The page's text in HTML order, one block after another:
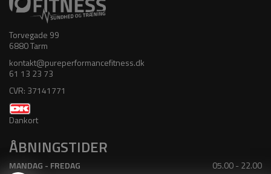
Torvegade 99
6880 Tarm
kontakt@pureperformancefitness.dk
61 13 23 73
CVR: 37141771
Dankort
ÅBNINGSTIDER
MANDAG - FREDAG
05.00 - 22.00